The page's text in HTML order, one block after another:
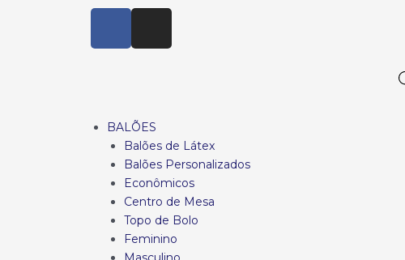
BALÕES
Balões de Látex
Balões Personalizados
Econômicos
Centro de Mesa
Topo de Bolo
Feminino